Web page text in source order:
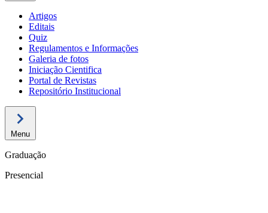
Artigos
Editais
Quiz
Regulamentos e Informações
Galeria de fotos
Iniciação Cientifica
Portal de Revistas
Repositório Institucional
Menu
Graduação
Presencial